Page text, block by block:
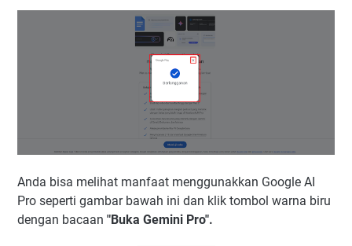
Anda bisa melihat manfaat menggunakkan Google AI
Pro seperti gambar bawah ini dan klik tombol warna biru
dengan bacaan "Buka Gemini Pro".